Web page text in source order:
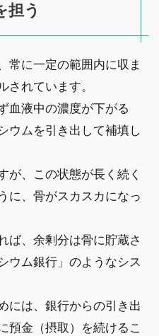
担う
常に一定の範囲内に収ま
されています。
血液中の濃度が下がる
ウムを引き出して補填し
が、この状態が長く続く
に、骨がスカスカになっ
ば、余剰分は骨に貯蔵さ
ウム銀行」のようなシス
には、銀行からの引き出
預金（摂取）を続けるこ